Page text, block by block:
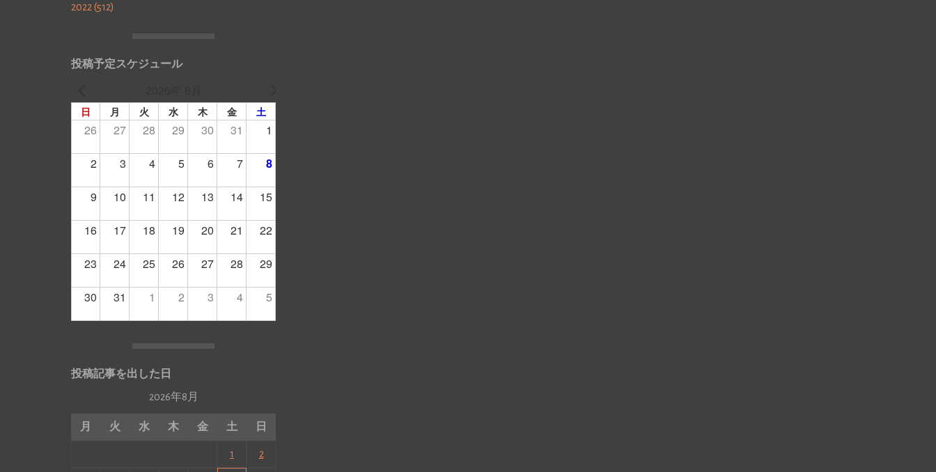
2022 (512)
投稿予定スケジュール
日 月 火 水 木 金 土
26 27 28 29 30 31 1
2 3 4 5 6 7 8
9 10 11 12 13 14 15
16 17 18 19 20 21 22
23 24 25 26 27 28 29
30 31 1 2 3 4 5
投稿記事を出した日
2026年8月
月 火 水 木 金 土 日
1 2